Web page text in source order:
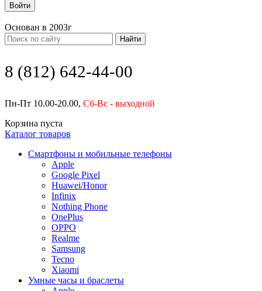
Войти
Основан в 2003г
Найти
8 (812) 642-44-00
Пн-Пт 10.00-20.00, Сб-Вс - выходной
Корзина пуста
Каталог товаров
Смартфоны и мобильные телефоны
Apple
Google Pixel
Huawei/Honor
Infinix
Nothing Phone
OnePlus
OPPO
Realme
Samsung
Tecno
Xiaomi
Умные часы и браслеты